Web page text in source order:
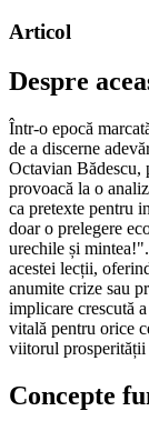
Articol
Despre
Într-o epocă
de a discerne
Octavian
provoacă la o
ca pretexte pentru
doar o prelegere
urechile și
acestei lecții,
anumite crize sau
implicare crescută
vitală pentru orice
viitorul
Concepte